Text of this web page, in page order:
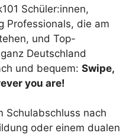
Schüler:innen,
Professionals, die am
und Top-
Deutschland
und bequem: Swipe,
you are!
Schulabschluss nach
oder einem dualen